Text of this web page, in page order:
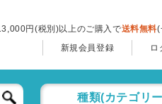
円(税別)以上のご購入で送料無料(
新規会員登録
ロ
種類(カテゴリ